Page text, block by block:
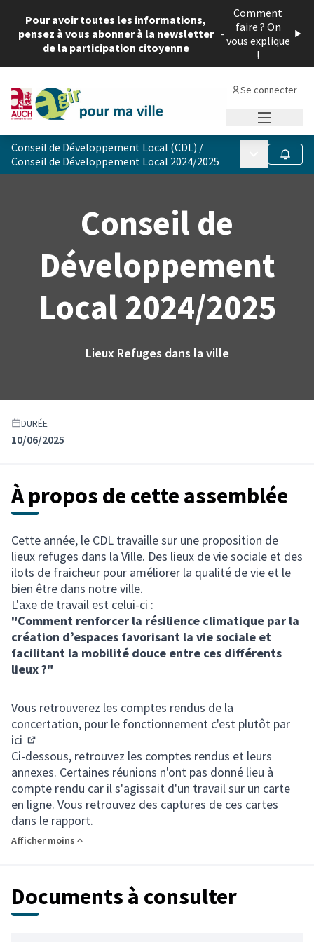
Pour avoir toutes les informations,
pensez à vous abonner à la newsletter
de la participation citoyenne
-
Comment
faire ? On
vous explique
!
Se connecter
Conseil de Développement Local (CDL) /
Conseil de Développement Local 2024/2025
Menu Suivre
Conseil de
Développement
Local 2024/2025
Lieux Refuges dans la ville
DURÉE
10/06/2025
À propos de cette assemblée
Cette année, le CDL travaille sur une proposition de
lieux refuges dans la Ville. Des lieux de vie sociale et des
ilots de fraicheur pour améliorer la qualité de vie et le
bien être dans notre ville.
L'axe de travail est celui-ci :
"Comment renforcer la résilience climatique par la
création d’espaces favorisant la vie sociale et
facilitant la mobilité douce entre ces différents
lieux ?"
Vous retrouverez les comptes rendus de la
concertation, pour le fonctionnement c'est plutôt par
ici
(S'ouvre dans un nouvel onglet)
Ci-dessous, retrouvez les comptes rendus et leurs
annexes. Certaines réunions n'ont pas donné lieu à
compte rendu car il s'agissait d'un travail sur un carte
en ligne. Vous retrouvez des captures de ces cartes
dans le rapport.
Afficher moins
Documents à consulter